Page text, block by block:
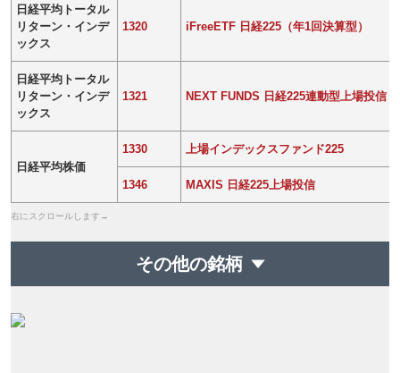
日経平均トータル
リターン・インデ
ックス
1320 iFreeETF 日経225（年1回決算型）
日経平均トータル
リターン・インデ
ックス
1321 NEXT FUNDS 日経225連動型上場投信
日経平均株価
1330 上場インデックスファンド225
1346 MAXIS 日経225上場投信
その他の銘柄